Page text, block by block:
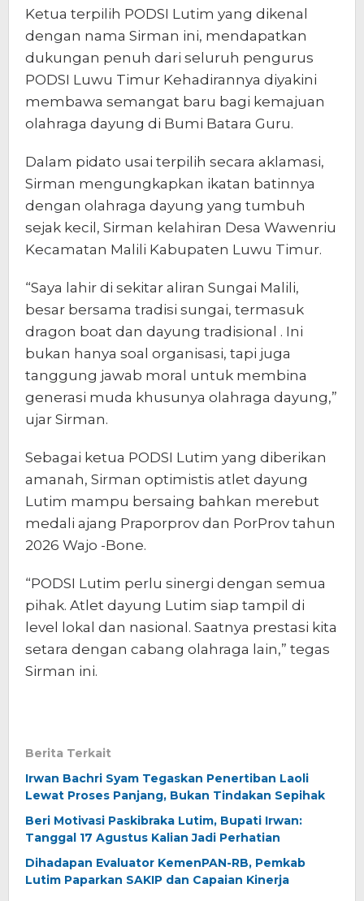
Ketua terpilih PODSI Lutim yang dikenal
dengan nama Sirman ini, mendapatkan
dukungan penuh dari seluruh pengurus
PODSI Luwu Timur Kehadirannya diyakini
membawa semangat baru bagi kemajuan
olahraga dayung di Bumi Batara Guru.
Dalam pidato usai terpilih secara aklamasi,
Sirman mengungkapkan ikatan batinnya
dengan olahraga dayung yang tumbuh
sejak kecil, Sirman kelahiran Desa Wawenriu
Kecamatan Malili Kabupaten Luwu Timur.
“Saya lahir di sekitar aliran Sungai Malili,
besar bersama tradisi sungai, termasuk
dragon boat dan dayung tradisional . Ini
bukan hanya soal organisasi, tapi juga
tanggung jawab moral untuk membina
generasi muda khusunya olahraga dayung,”
ujar Sirman.
Sebagai ketua PODSI Lutim yang diberikan
amanah, Sirman optimistis atlet dayung
Lutim mampu bersaing bahkan merebut
medali ajang Praporprov dan PorProv tahun
2026 Wajo -Bone.
“PODSI Lutim perlu sinergi dengan semua
pihak. Atlet dayung Lutim siap tampil di
level lokal dan nasional. Saatnya prestasi kita
setara dengan cabang olahraga lain,” tegas
Sirman ini.
Berita Terkait
Irwan Bachri Syam Tegaskan Penertiban Laoli
Lewat Proses Panjang, Bukan Tindakan Sepihak
Beri Motivasi Paskibraka Lutim, Bupati Irwan:
Tanggal 17 Agustus Kalian Jadi Perhatian
Dihadapan Evaluator KemenPAN-RB, Pemkab
Lutim Paparkan SAKIP dan Capaian Kinerja